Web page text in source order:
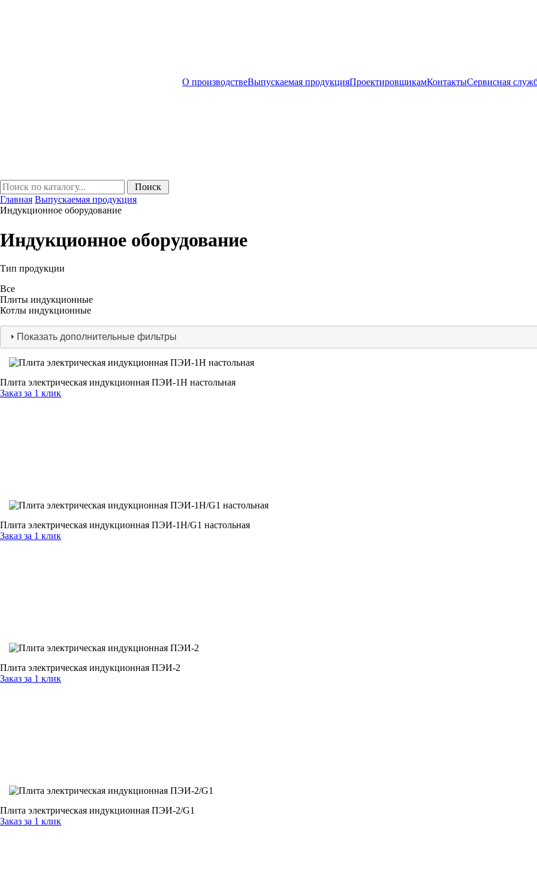
О производствеВыпускаемая продукцияПроектировщикамКонтактыCервисная
Главная Выпускаемая продукция
Индукционное оборудование
Индукционное оборудование
Тип продукции
Все
Плиты индукционные
Котлы индукционные
Показать дополнительные фильтры
Плита электрическая индукционная ПЭИ-1Н настольная
Заказ за 1 клик
Плита электрическая индукционная ПЭИ-1Н/G1 настольная
Заказ за 1 клик
Плита электрическая индукционная ПЭИ-2
Заказ за 1 клик
Плита электрическая индукционная ПЭИ-2/G1
Заказ за 1 клик